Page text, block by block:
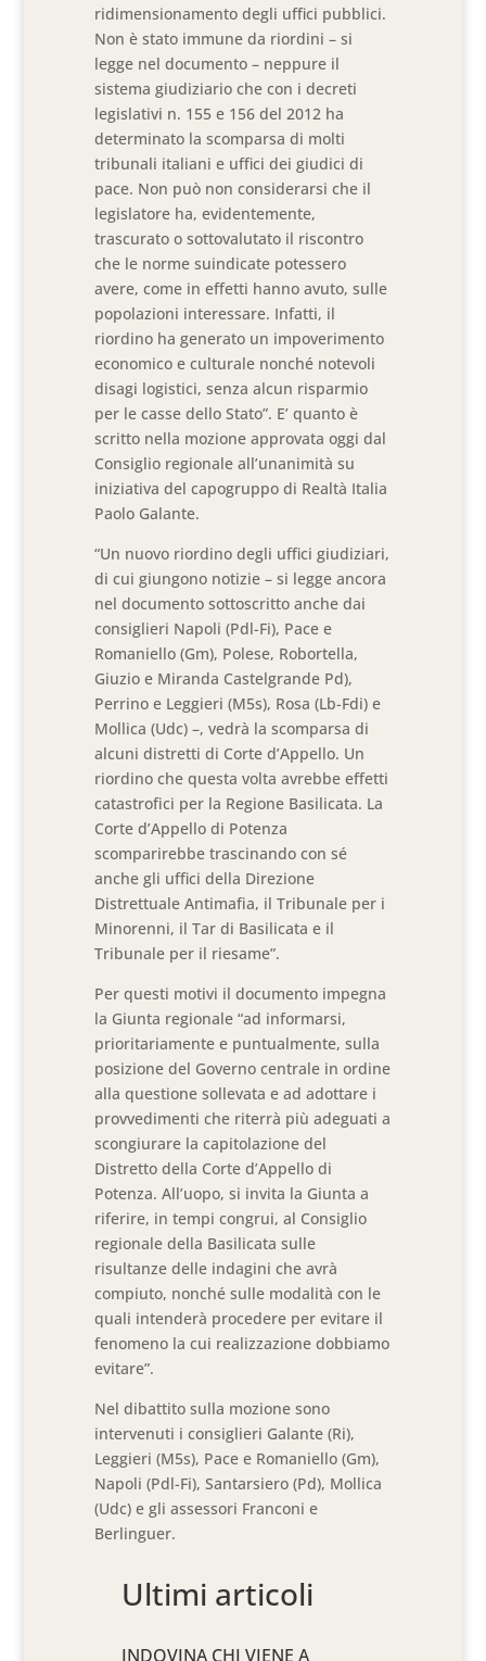
ridimensionamento degli uffici pubblici.
Non è stato immune da riordini – si
legge nel documento – neppure il
sistema giudiziario che con i decreti
legislativi n. 155 e 156 del 2012 ha
determinato la scomparsa di molti
tribunali italiani e uffici dei giudici di
pace. Non può non considerarsi che il
legislatore ha, evidentemente,
trascurato o sottovalutato il riscontro
che le norme suindicate potessero
avere, come in effetti hanno avuto, sulle
popolazioni interessare. Infatti, il
riordino ha generato un impoverimento
economico e culturale nonché notevoli
disagi logistici, senza alcun risparmio
per le casse dello Stato”. E’ quanto è
scritto nella mozione approvata oggi dal
Consiglio regionale all’unanimità su
iniziativa del capogruppo di Realtà Italia
Paolo Galante.
“Un nuovo riordino degli uffici giudiziari,
di cui giungono notizie – si legge ancora
nel documento sottoscritto anche dai
consiglieri Napoli (Pdl-Fi), Pace e
Romaniello (Gm), Polese, Robortella,
Giuzio e Miranda Castelgrande Pd),
Perrino e Leggieri (M5s), Rosa (Lb-Fdi) e
Mollica (Udc) –, vedrà la scomparsa di
alcuni distretti di Corte d’Appello. Un
riordino che questa volta avrebbe effetti
catastrofici per la Regione Basilicata. La
Corte d’Appello di Potenza
scomparirebbe trascinando con sé
anche gli uffici della Direzione
Distrettuale Antimafia, il Tribunale per i
Minorenni, il Tar di Basilicata e il
Tribunale per il riesame”.
Per questi motivi il documento impegna
la Giunta regionale “ad informarsi,
prioritariamente e puntualmente, sulla
posizione del Governo centrale in ordine
alla questione sollevata e ad adottare i
provvedimenti che riterrà più adeguati a
scongiurare la capitolazione del
Distretto della Corte d’Appello di
Potenza. All’uopo, si invita la Giunta a
riferire, in tempi congrui, al Consiglio
regionale della Basilicata sulle
risultanze delle indagini che avrà
compiuto, nonché sulle modalità con le
quali intenderà procedere per evitare il
fenomeno la cui realizzazione dobbiamo
evitare”.
Nel dibattito sulla mozione sono
intervenuti i consiglieri Galante (Ri),
Leggieri (M5s), Pace e Romaniello (Gm),
Napoli (Pdl-Fi), Santarsiero (Pd), Mollica
(Udc) e gli assessori Franconi e
Berlinguer.
Ultimi articoli
INDOVINA CHI VIENE A